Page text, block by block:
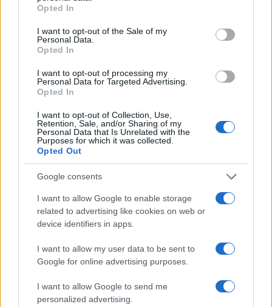
use your data for below specified purposes in below Google
consent section.
Opted In
I want to opt-out of the Sale of my
Personal Data.
Opted In
I want to opt-out of processing my
Personal Data for Targeted Advertising.
Opted In
I want to opt-out of Collection, Use,
Retention, Sale, and/or Sharing of my
Personal Data that Is Unrelated with the
Purposes for which it was collected.
Opted Out
Google consents
I want to allow Google to enable storage
related to advertising like cookies on web or
device identifiers in apps.
I want to allow my user data to be sent to
Google for online advertising purposes.
I want to allow Google to send me
personalized advertising.
digitalizado, el marketing
en una estrategia indispensable para cualquier
negocio que desee destacar en un mercado
AUTOR
Staff